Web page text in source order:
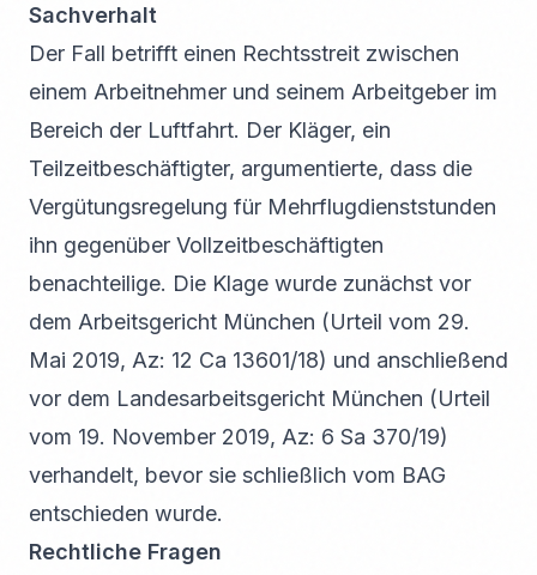
Sachverhalt
Der Fall betrifft einen Rechtsstreit zwischen
einem Arbeitnehmer und seinem Arbeitgeber im
Bereich der Luftfahrt. Der Kläger, ein
Teilzeitbeschäftigter, argumentierte, dass die
Vergütungsregelung für Mehrflugdienststunden
ihn gegenüber Vollzeitbeschäftigten
benachteilige. Die Klage wurde zunächst vor
dem Arbeitsgericht München (Urteil vom 29.
Mai 2019, Az: 12 Ca 13601/18) und anschließend
vor dem Landesarbeitsgericht München (Urteil
vom 19. November 2019, Az: 6 Sa 370/19)
verhandelt, bevor sie schließlich vom BAG
entschieden wurde.
Rechtliche Fragen